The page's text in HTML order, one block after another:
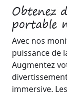
Obtenez
portable
Avec nos
puissance de
Augmentez
immersive.